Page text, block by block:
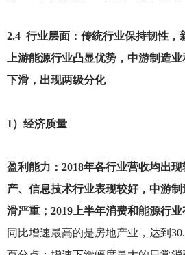
2.4 行业层面：传统行业保持韧性，
上游能源行业凸显优势，中游制造
下滑，出现两级分化
1 ）经济质量
盈利能力：2018年各行业营收均出
产、信息技术行业表现较好，中游
滑严重；2019上半年消费和能源行业
同比增速最高的是房地产业，达到